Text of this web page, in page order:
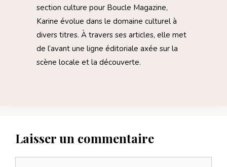
section culture pour Boucle Magazine,
Karine évolue dans le domaine culturel à
divers titres. À travers ses articles, elle met
de l’avant une ligne éditoriale axée sur la
scène locale et la découverte.
Laisser un commentaire